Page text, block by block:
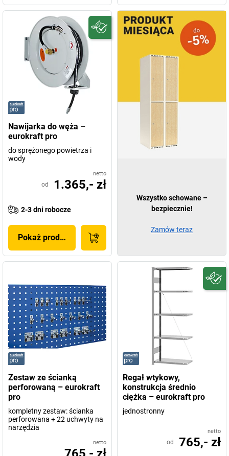
Nawijarka do węża –
eurokraft pro
do sprężonego powietrza i
wody
netto
od 1.365,- zł
2-3 dni robocze
Pokaż produkt
Zestaw ze ścianką
perforowaną – eurokraft
pro
kompletny zestaw: ścianka
perforowana + 22 uchwyty na
narzędzia
netto
Regał wtykowy,
konstrukcja średnio
ciężka – eurokraft pro
jednostronny
netto
od 765,- zł
Wszystko schowane –
bezpiecznie!
Zamów teraz